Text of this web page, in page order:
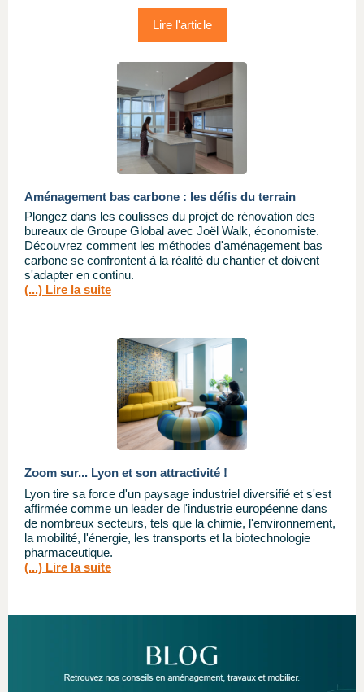
Lire l'article
Aménagement bas carbone : les défis du terrain
Plongez dans les coulisses du projet de rénovation des
bureaux de Groupe Global avec Joël Walk, économiste.
Découvrez comment les méthodes d'aménagement bas
carbone se confrontent à la réalité du chantier et doivent
s'adapter en continu.
(...) Lire la suite
Zoom sur... Lyon et son attractivité !
Lyon tire sa force d'un paysage industriel diversifié et s'est
affirmée comme un leader de l'industrie européenne dans
de nombreux secteurs, tels que la chimie, l'environnement,
la mobilité, l'énergie, les transports et la biotechnologie
pharmaceutique.
(...) Lire la suite